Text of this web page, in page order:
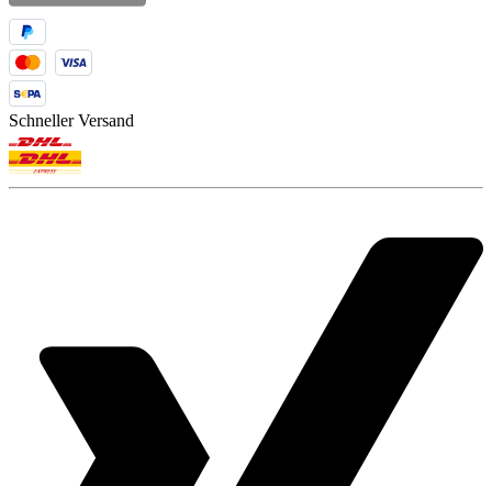
Schneller Versand